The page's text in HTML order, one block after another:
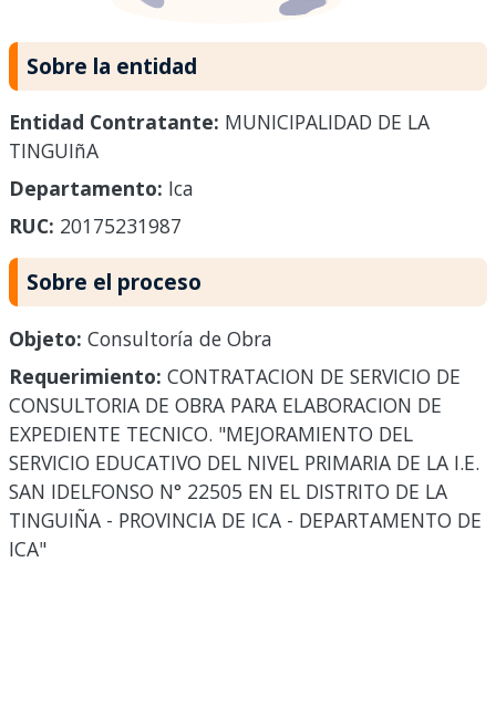
Sobre la entidad
Entidad Contratante: MUNICIPALIDAD DE LA
TINGUIñA
Departamento: Ica
RUC: 20175231987
Sobre el proceso
Objeto: Consultoría de Obra
Requerimiento: CONTRATACION DE SERVICIO DE
CONSULTORIA DE OBRA PARA ELABORACION DE
EXPEDIENTE TECNICO. "MEJORAMIENTO DEL
SERVICIO EDUCATIVO DEL NIVEL PRIMARIA DE LA I.E.
SAN IDELFONSO N° 22505 EN EL DISTRITO DE LA
TINGUIÑA - PROVINCIA DE ICA - DEPARTAMENTO DE
ICA"